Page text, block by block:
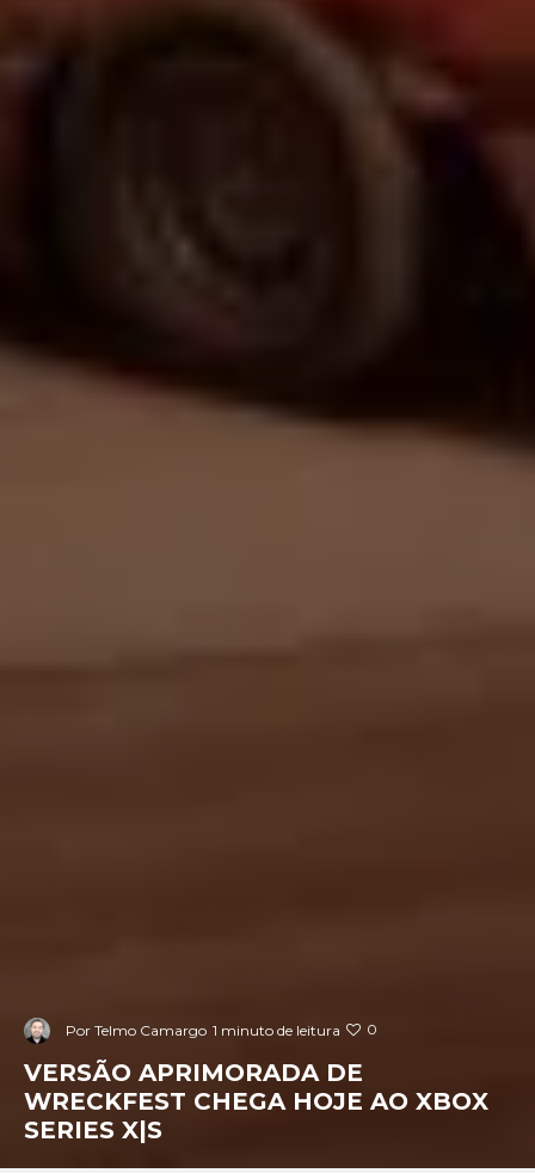
Por Telmo Camargo 1 minuto de leitura 0
VERSÃO APRIMORADA DE
WRECKFEST CHEGA HOJE AO XBOX
SERIES X|S